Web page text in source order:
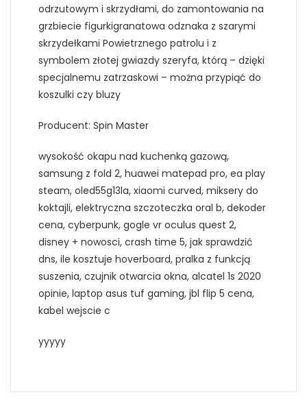
odrzutowym i skrzydłami, do zamontowania na
grzbiecie figurkigranatowa odznaka z szarymi
skrzydełkami Powietrznego patrolu i z
symbolem złotej gwiazdy szeryfa, którą – dzięki
specjalnemu zatrzaskowi – można przypiąć do
koszulki czy bluzy
Producent: Spin Master
wysokość okapu nad kuchenką gazową,
samsung z fold 2, huawei matepad pro, ea play
steam, oled55g13la, xiaomi curved, miksery do
koktajli, elektryczna szczoteczka oral b, dekoder
cena, cyberpunk, gogle vr oculus quest 2,
disney + nowosci, crash time 5, jak sprawdzić
dns, ile kosztuje hoverboard, pralka z funkcją
suszenia, czujnik otwarcia okna, alcatel 1s 2020
opinie, laptop asus tuf gaming, jbl flip 5 cena,
kabel wejscie c
yyyyy